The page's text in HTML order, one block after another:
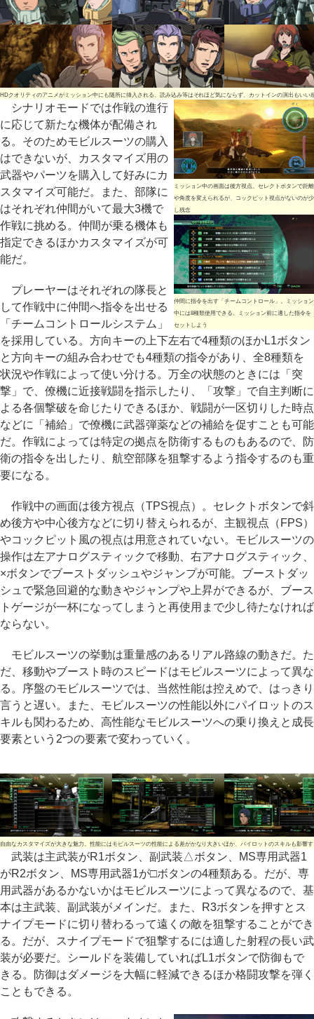
HDクオリティのアニメがミッション中にも随所に挿入される。読み込み等はそれほど気にならず、カットインの演出もいい
ミッション中の画面は後方視点。セレクトボタンで距離
や角度を変えられるが、コックピット視点がないのが少
し残念
仲間に指令を出す「チームコントロール」。ミッション
中には8種類使用できる。ミッション前に適した指令を
セットしよう
シナリオモードでは作戦の進行
に応じて新たな機体が配備され
る。そのためモビルスーツの購入
はできないが、カスタマイズ用の
武器やパーツを購入して好みにカ
スタマイズ可能だ。また、部隊に
はそれぞれ仲間がいて最大3機で
作戦に挑める。仲間が乗る機体も
指定できるほかカスタマイズが可
能だ。
プレーヤーはそれぞれの隊長と
して作戦中に仲間へ指令を出せる
「チームコントロールシステム」
を採用している。方向キーの上下左右で4種類のほかL1ボタン
と方向キーの組み合わせでも4種類の指令があり、全8種類を
状況や作戦によって使い分ける。万全の状態のときには「突
撃」で、僚機に近接戦闘を指示したり、「攻撃」で自主判断に
よる各個撃破を命じたりできるほか、戦闘が一区切りした時点
などに「補給」で僚機に武器弾薬などの補給を促すことも可能
だ。作戦によっては特定の拠点を防衛するものもあるので、防
衛の指令を出したり、航空部隊を狙撃するよう指令するのも重
要になる。
作戦中の画面は後方視点（TPS視点）。セレクトボタンで斜
め後方や中心後方などに切り替えられるが、主観視点（FPS）
やコックピット風の視点は用意されていない。モビルスーツの
操作は左アナログスティックで移動、右アナログスティック、
×ボタンでブーストダッシュやジャンプが可能。ブーストダッ
シュで緊急回避的な動きやジャンプや上昇ができるが、ブース
トゲージが一杯になってしまうと再使用まで少し待たなければ
ならない。
モビルスーツの挙動は重量感のあるリアル路線の動きだ。た
だ、移動やブースト時のスピードはモビルスーツによって異な
る。序盤のモビルスーツでは、当然性能は控えめで、はっきり
言うと遅い。また、モビルスーツの性能以外にパイロットのス
キルも関わるため、高性能なモビルスーツへの乗り換えと成長
要素という2つの要素で変わっていく。
自由なカスタマイズが大きな魅力。性能にはモビルスーツの性能による差がかなり大きいほか、パイロットのスキルも影響
武装は主武装がR1ボタン、副武装△ボタン、MS専用武器1
がR2ボタン、MS専用武器1が□ボタンの4種類ある。だが、専
用武器があるかないかはモビルスーツによって異なるので、基
本は主武装、副武装がメインだ。また、R3ボタンを押すとス
ナイプモードに切り替わるって遠くの敵を狙撃することができ
る。だが、スナイプモードで狙撃するには適した射程の長い武
装が必要だ。シールドを装備していればL1ボタンで防御もで
きる。防御はダメージを大幅に軽減できるほか格闘攻撃を弾く
こともできる。